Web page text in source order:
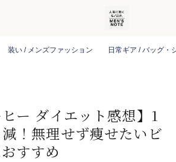
装い / メンズファッション 日常ギア / バッグ・
ヒー ダイエット感想】1
！無理せず痩せたいビ
すすめ